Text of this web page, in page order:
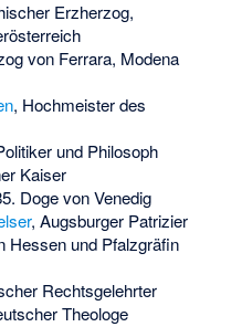
Erzherzog,
von Ferrara, Modena
, Hochmeister des
und Philosoph
Kaiser
Doge von Venedig
, Augsburger Patrizier
Hessen und Pfalzgräfin
Rechtsgelehrter
Theologe